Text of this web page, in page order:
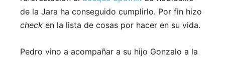
de la Jara ha conseguido cumplirlo. Por fin hizo
check en la lista de cosas por hacer en su vida.
Pedro vino a acompañar a su hijo Gonzalo a la